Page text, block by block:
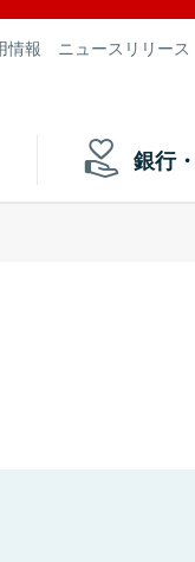
情報 ニュースリリース
銀行